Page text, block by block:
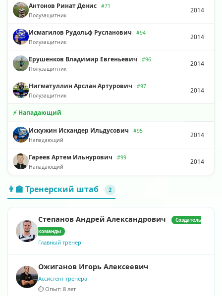
Антонов Ринат Денис
#71
Полузащитник
2014
Исмагилов Рудольф Русланович
#94
Полузащитник
2014
Ерушенков Владимир Евгеньевич
#96
Полузащитник
2014
Нигматуллин Арслан Артурович
#97
Полузащитник
2014
⚡ Нападающий
Искужин Искандер Ильдусович
#95
Нападающий
2014
Гареев Артем Ильнурович
#99
Нападающий
2014
👨‍🏫 Тренерский штаб 2
Степанов Андрей Александрович
Создатель
команды
Главный тренер
Ожиганов Игорь Алексеевич
Ассистент тренера
⏱️ Опыт: 8 лет